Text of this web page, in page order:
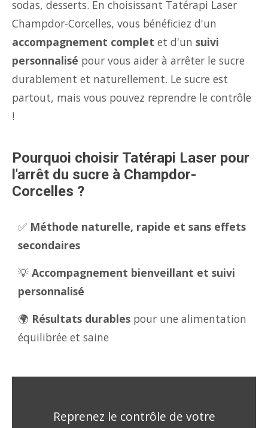
sodas, desserts. En choisissant Tatérapi Laser
Champdor-Corcelles, vous bénéficiez d'un
accompagnement complet et d'un suivi
personnalisé pour vous aider à arrêter le sucre
durablement et naturellement. Le sucre est
partout, mais vous pouvez reprendre le contrôle
!
Pourquoi choisir Tatérapi Laser pour
l'arrêt du sucre à Champdor-
Corcelles ?
✅ Méthode naturelle, rapide et sans effets
secondaires
💡 Accompagnement bienveillant et suivi
personnalisé
🌍 Résultats durables pour une alimentation
équilibrée et saine
Reprenez le contrôle de votre